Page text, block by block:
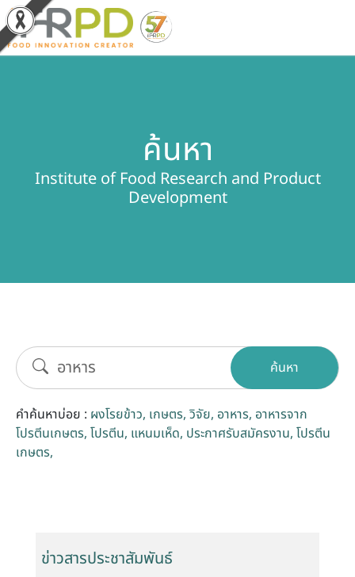
ผลงานวิจัยและนวัตกรรม
ผลิตภัณฑ์และจำหน่าย
บุคลากรสถาบัน
ระบบสารสนเทศ (ใน)
ค้นหา
Institute of Food Research and Product
Development
ค้นหา
คำค้นหาบ่อย : ผงโรยข้าว เกษตร วิจัย อาหาร อาหารจาก
โปรตีนเกษตร โปรตีน แหนมเห็ด ประกาศรับสมัครงาน โปรตีน
เกษตร
ข่าวสารประชาสัมพันธ์